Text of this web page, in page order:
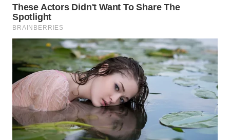
MASYARAKAT
KELISTRIKAN
WALINKI
ID
MAWAKA
ID
MARTABAT
NET